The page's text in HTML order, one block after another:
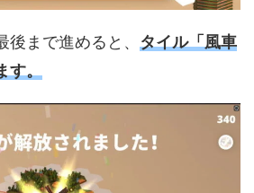
まで進めると、 タイル「風車
す。